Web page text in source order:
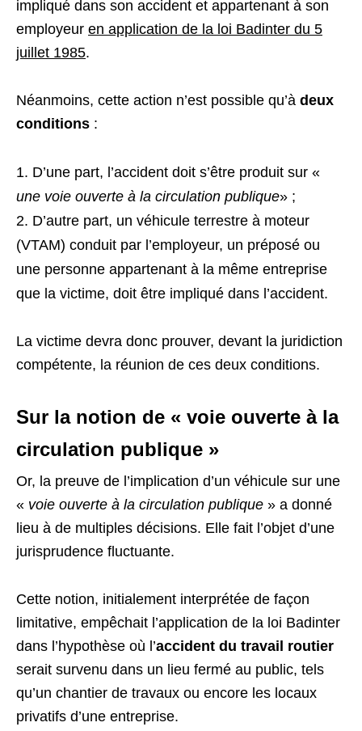
impliqué dans son accident et appartenant à son
employeur en application de la loi Badinter du 5
juillet 1985.
Néanmoins, cette action n’est possible qu’à deux
conditions :
D’une part, l’accident doit s’être produit sur «
une voie ouverte à la circulation publique» ;
D’autre part, un véhicule terrestre à moteur
(VTAM) conduit par l’employeur, un préposé ou
une personne appartenant à la même entreprise
que la victime, doit être impliqué dans l’accident.
La victime devra donc prouver, devant la juridiction
compétente, la réunion de ces deux conditions.
Sur la notion de « voie ouverte à la
circulation publique »
Or, la preuve de l’implication d’un véhicule sur une
« voie ouverte à la circulation publique » a donné
lieu à de multiples décisions. Elle fait l’objet d’une
jurisprudence fluctuante.
Cette notion, initialement interprétée de façon
limitative, empêchait l’application de la loi Badinter
dans l’hypothèse où l’accident du travail routier
serait survenu dans un lieu fermé au public, tels
qu’un chantier de travaux ou encore les locaux
privatifs d’une entreprise.